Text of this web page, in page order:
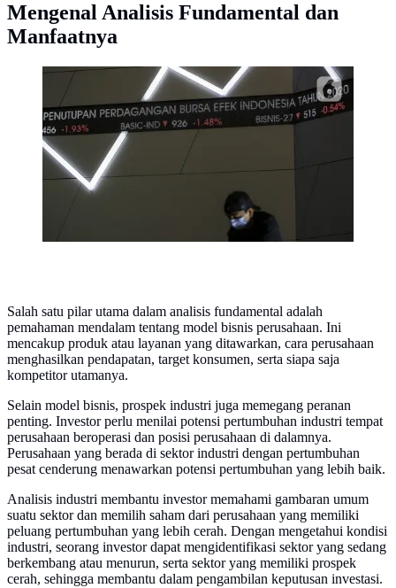
Mengenal Analisis Fundamental dan
Manfaatnya
Papan elektronik menampilkan pergerakan Indeks
Harga Saham Gabungan (IHSG) di Bursa Efek
Indonesia. (Liputan6.com/Johan Tallo)
Salah satu pilar utama dalam analisis fundamental adalah
pemahaman mendalam tentang model bisnis perusahaan. Ini
mencakup produk atau layanan yang ditawarkan, cara perusahaan
menghasilkan pendapatan, target konsumen, serta siapa saja
kompetitor utamanya.
Selain model bisnis, prospek industri juga memegang peranan
penting. Investor perlu menilai potensi pertumbuhan industri tempat
perusahaan beroperasi dan posisi perusahaan di dalamnya.
Perusahaan yang berada di sektor industri dengan pertumbuhan
pesat cenderung menawarkan potensi pertumbuhan yang lebih baik.
Analisis industri membantu investor memahami gambaran umum
suatu sektor dan memilih saham dari perusahaan yang memiliki
peluang pertumbuhan yang lebih cerah. Dengan mengetahui kondisi
industri, seorang investor dapat mengidentifikasi sektor yang sedang
berkembang atau menurun, serta sektor yang memiliki prospek
cerah, sehingga membantu dalam pengambilan keputusan investasi.